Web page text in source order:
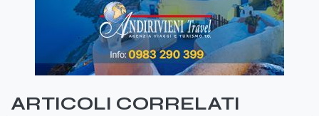
ARTICOLI CORRELATI